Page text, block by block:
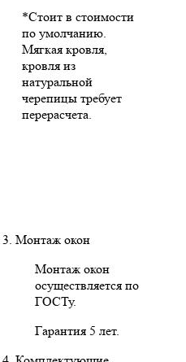
*Стоит в стоимости
по умолчанию.
Мягкая кровля,
кровля из
натуральной
черепицы требует
перерасчета.
3. Монтаж окон
Монтаж окон
осуществляется по
ГОСТу.
Гарантия 5 лет.